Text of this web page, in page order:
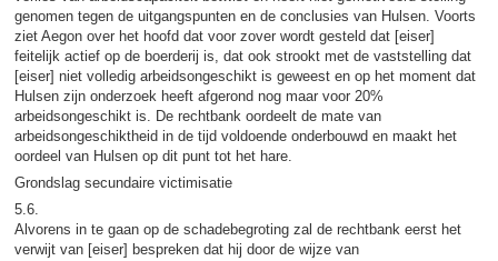
genomen tegen de uitgangspunten en de conclusies van Hulsen. Voorts
ziet Aegon over het hoofd dat voor zover wordt gesteld dat [eiser]
feitelijk actief op de boerderij is, dat ook strookt met de vaststelling dat
[eiser] niet volledig arbeidsongeschikt is geweest en op het moment dat
Hulsen zijn onderzoek heeft afgerond nog maar voor 20%
arbeidsongeschikt is. De rechtbank oordeelt de mate van
arbeidsongeschiktheid in de tijd voldoende onderbouwd en maakt het
oordeel van Hulsen op dit punt tot het hare.
Grondslag secundaire victimisatie
5.6.
Alvorens in te gaan op de schadebegroting zal de rechtbank eerst het
verwijt van [eiser] bespreken dat hij door de wijze van